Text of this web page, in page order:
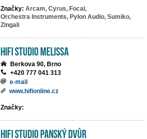
Značky: Arcam, Cyrus, Focal,
Orchestra Instruments, Pylon Audio, Sumiko,
Zingali
Hifi studio MeLiSSA
Berkova 90, Brno
+420 777 041 313
e-mail
www.hifionline.cz
Značky:
Hifi Studio Panský Dvůr